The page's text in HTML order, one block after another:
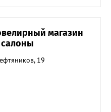
магазин
19